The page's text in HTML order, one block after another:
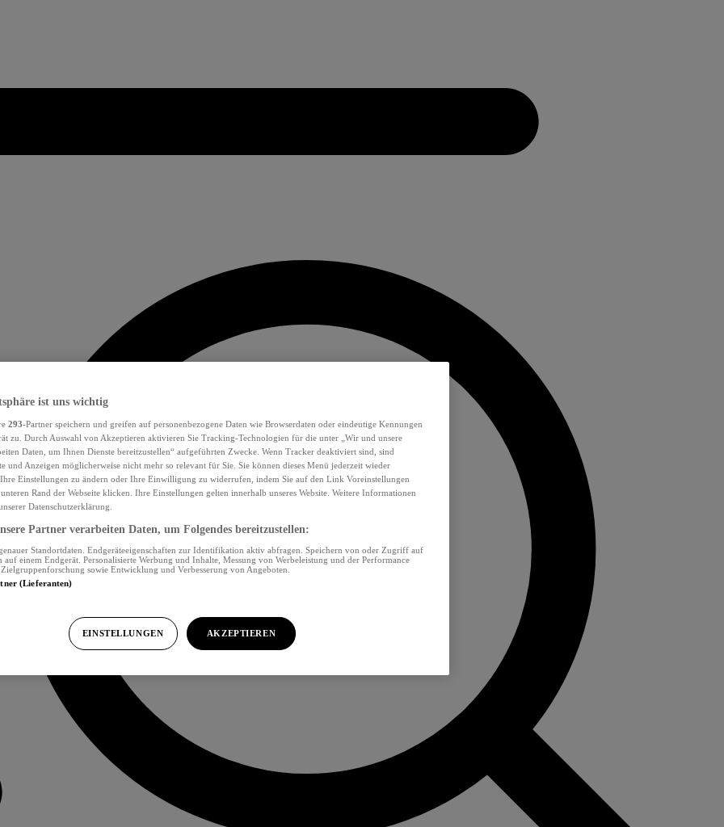
ist uns wichtig
293-Partner speichern und greifen auf personenbezogene Daten wie Browserdaten oder eindeutige Kennungen
zu. Durch Auswahl von Akzeptieren aktivieren Sie Tracking-Technologien für die unter „Wir und unsere
Daten, um Ihnen Dienste bereitzustellen“ aufgeführten Zwecke. Wenn Tracker deaktiviert sind, sind
und Anzeigen möglicherweise nicht mehr so relevant für Sie. Sie können dieses Menü jederzeit wieder
Einstellungen zu ändern oder Ihre Einwilligung zu widerrufen, indem Sie auf den Link Voreinstellungen
Rand der Webseite klicken. Ihre Einstellungen gelten innerhalb unseres Website. Weitere Informationen
Datenschutzerklärung.
Partner verarbeiten Daten, um Folgendes bereitzustellen:
Standortdaten. Endgeräteeigenschaften zur Identifikation aktiv abfragen. Speichern von oder Zugriff auf
einem Endgerät. Personalisierte Werbung und Inhalte, Messung von Werbeleistung und der Performance
sowie Entwicklung und Verbesserung von Angeboten.
(Lieferanten)
EINSTELLUNGEN AKZEPTIEREN